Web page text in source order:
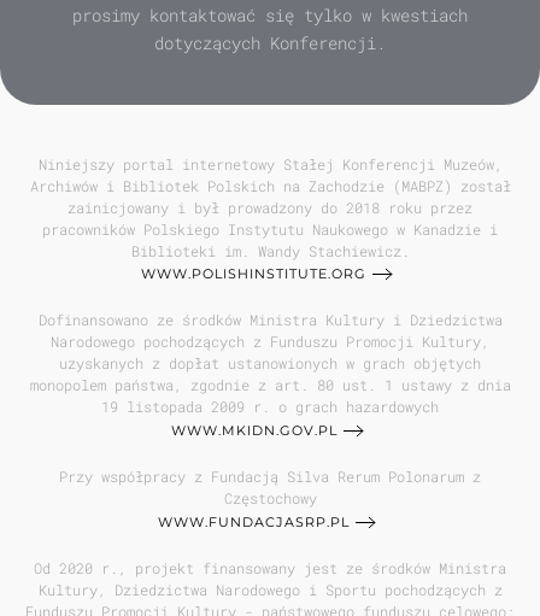
prosimy kontaktować się tylko w kwestiach
dotyczących Konferencji.
Niniejszy portal internetowy Stałej Konferencji Muzeów,
Archiwów i Bibliotek Polskich na Zachodzie (MABPZ) został
zainicjowany i był prowadzony do 2018 roku przez
pracowników Polskiego Instytutu Naukowego w Kanadzie i
Biblioteki im. Wandy Stachiewicz.
WWW.POLISHINSTITUTE.ORG
Dofinansowano ze środków Ministra Kultury i Dziedzictwa
Narodowego pochodzących z Funduszu Promocji Kultury,
uzyskanych z dopłat ustanowionych w grach objętych
monopolem państwa, zgodnie z art. 80 ust. 1 ustawy z dnia
19 listopada 2009 r. o grach hazardowych
WWW.MKIDN.GOV.PL
Przy współpracy z Fundacją Silva Rerum Polonarum z
Częstochowy
WWW.FUNDACJASRP.PL
Od 2020 r., projekt finansowany jest ze środków Ministra
Kultury, Dziedzictwa Narodowego i Sportu pochodzących z
Funduszu Promocji Kultury - państwowego funduszu celowego;